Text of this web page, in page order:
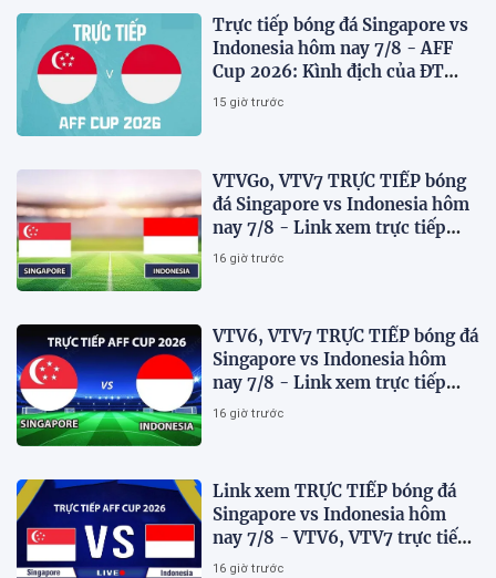
Trực tiếp bóng đá Singapore vs
Indonesia hôm nay 7/8 - AFF
Cup 2026: Kình địch của ĐT
Việt Nam thua đau?
15 giờ trước
VTVGo, VTV7 TRỰC TIẾP bóng
đá Singapore vs Indonesia hôm
nay 7/8 - Link xem trực tiếp
AFF Cup 2026 mới nhất
16 giờ trước
VTV6, VTV7 TRỰC TIẾP bóng đá
Singapore vs Indonesia hôm
nay 7/8 - Link xem trực tiếp
AFF Cup 2026 mới nhất
16 giờ trước
Link xem TRỰC TIẾP bóng đá
Singapore vs Indonesia hôm
nay 7/8 - VTV6, VTV7 trực tiếp
AFF Cup 2026
16 giờ trước